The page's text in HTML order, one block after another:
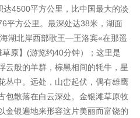
4500平方公里，比中国最大的淡
平方公里。最深处达38米，湖面
湖北岸西部歌王—王洛宾«在那遥
原】(游览约40分钟）；这里是
云般的羊群，棕黑相间的牦牛，星
丛中。远处，山峦起伏，偶有雄鹰
包散落在白云深处。金银滩草原牧
金银遍地来形容这片美丽而富饶的